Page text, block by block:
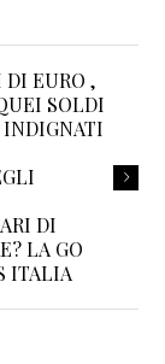
EURO ,
SOLDI
INDIGNATI
DI
LA GO
ITALIA